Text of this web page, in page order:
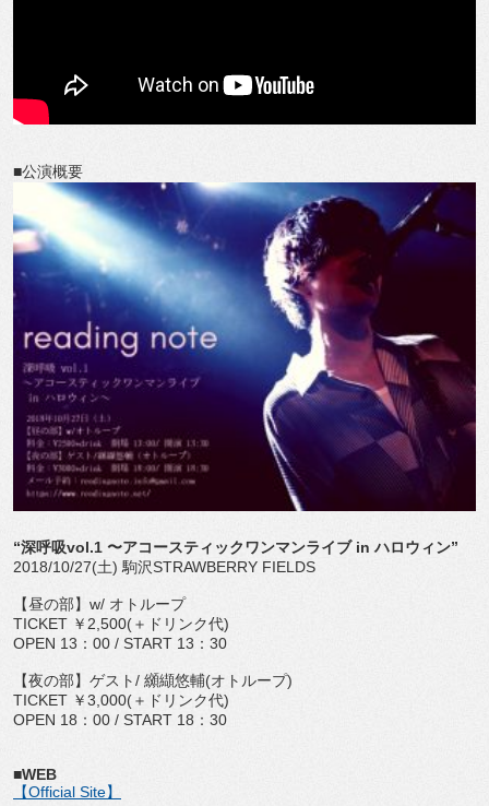
■公演概要
“深呼吸vol.1 〜アコースティックワンマンライブ in ハロウィン”
2018/10/27(土) 駒沢STRAWBERRY FIELDS
【昼の部】w/ オトループ
TICKET ￥2,500(＋ドリンク代)
OPEN 13：00 / START 13：30
【夜の部】ゲスト/ 纐纈悠輔(オトループ)
TICKET ￥3,000(＋ドリンク代)
OPEN 18：00 / START 18：30
■WEB
【Official Site】